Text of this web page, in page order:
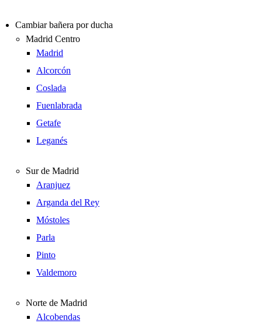
Cambiar bañera por ducha
Madrid Centro
Madrid
Alcorcón
Coslada
Fuenlabrada
Getafe
Leganés
Sur de Madrid
Aranjuez
Arganda del Rey
Móstoles
Parla
Pinto
Valdemoro
Norte de Madrid
Alcobendas